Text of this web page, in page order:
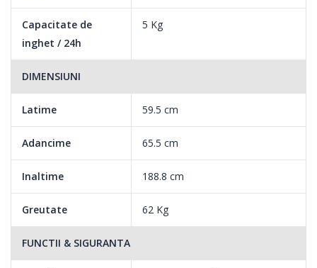
Capacitate de
inghet / 24h
5 Kg
DIMENSIUNI
Latime 59.5 cm
Adancime 65.5 cm
Inaltime 188.8 cm
Greutate 62 Kg
FUNCTII & SIGURANTA